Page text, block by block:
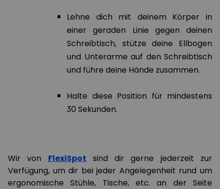
Lehne dich mit deinem Körper in
einer geraden Linie gegen deinen
Schreibtisch, stütze deine Ellbogen
und Unterarme auf den Schreibtisch
und führe deine Hände zusammen.
Halte diese Position für mindestens
30 Sekunden.
Wir von FlexiSpot sind dir gerne jederzeit zur
Verfügung, um dir bei jeder Angelegenheit rund um
ergonomische Stühle, Tische, etc. an der Seite